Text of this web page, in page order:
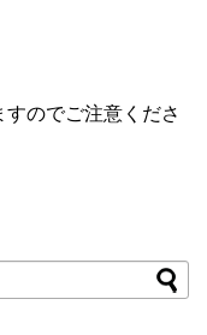
のでご注意くださ